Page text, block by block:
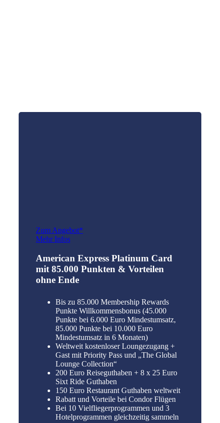
Zum Angebot*
Mehr Infos
American Express Platinum Card
mit 85.000 Punkten & Vorteilen
ohne Ende
Bis zu 85.000 Membership Rewards
Punkte Willkommensbonus (45.000
Punkte bei 6.000 Euro Mindestumsatz,
85.000 Punkte bei 10.000 Euro
Mindestumsatz in 6 Monaten)
Weltweit kostenloser Loungezugang +
Gast mit Priority Pass und „The Global
Lounge Collection“
200 Euro Reiseguthaben + 8 x 25 Euro
Sixt Ride Guthaben
150 Euro Restaurant Guthaben weltweit
Rabatt und Vorteile bei Condor Flügen
Bei 10 Vielfliegerprogrammen und 3
Hotelprogrammen gleichzeitig sammeln